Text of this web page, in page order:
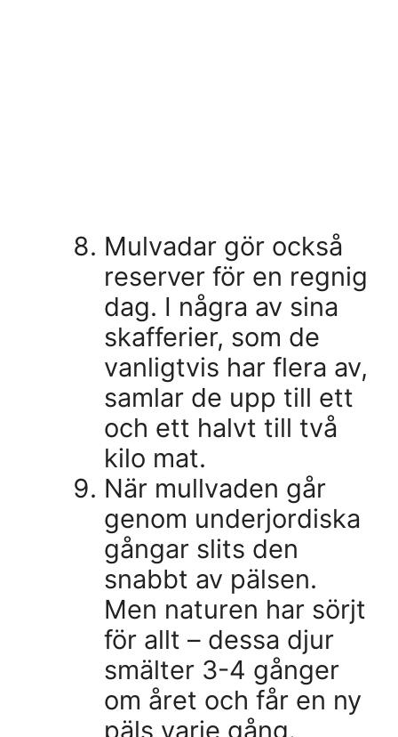
Mulvadar gör också
reserver för en regnig
dag. I några av sina
skafferier, som de
vanligtvis har flera av,
samlar de upp till ett
och ett halvt till två
kilo mat.
När mullvaden går
genom underjordiska
gångar slits den
snabbt av pälsen.
Men naturen har sörjt
för allt – dessa djur
smälter 3-4 gånger
om året och får en ny
päls varje gång.